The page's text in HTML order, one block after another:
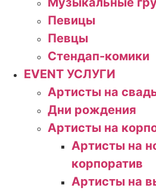
Певицы
Певцы
Стендап-комики
EVENT УСЛУГИ
Артисты на
Дни рождения
Артисты на
Артисты на
корпоратив
Артисты на